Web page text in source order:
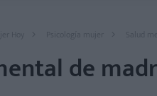
Hoy Psicología mujer Salud
de